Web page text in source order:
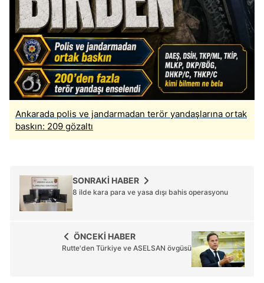
için Ayarlar butonuna tıklayabilir,Çerez Bilgilendirme
Metnimiziziyaret edebilirsiniz.
6698 sayılı Kişisel Verilerin Korunması Kanunu uyarınca
hazırlanmış Aydınlatma Metnimizi okumak ve sitemizde
ilgili mevzuata uygun olarak kullanılan çerezlerle ilgili bilgi
almak için lütfentıklayınız.
Ankarada polis ve jandarmadan terör yandaşlarına ortak
baskın: 209 gözaltı
SONRAKİ HABER
8 ilde kara para ve yasa dışı bahis operasyonu
ÖNCEKİ HABER
Rutte'den Türkiye ve ASELSAN övgüsü